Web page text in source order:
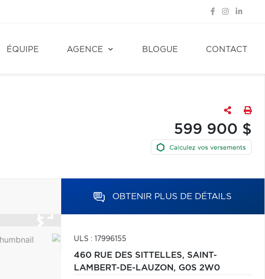
ÉQUIPE AGENCE BLOGUE CONTACT
599 900 $
OBTENIR PLUS DE DÉTAILS
ULS : 17996155
460 RUE DES SITTELLES, SAINT-
LAMBERT-DE-LAUZON, G0S 2W0